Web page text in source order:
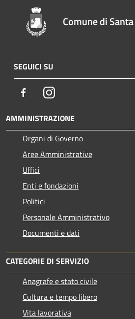
Comune di
SEGUICI SU
FacebookInstagram
AMMINISTRAZIONE
Organi di Governo
Aree Amministrative
Uffici
Enti e fondazioni
Politici
Personale Amministrativo
Documenti e dati
CATEGORIE DI SERVIZIO
Anagrafe e stato civile
Cultura e tempo libero
Vita lavorativa